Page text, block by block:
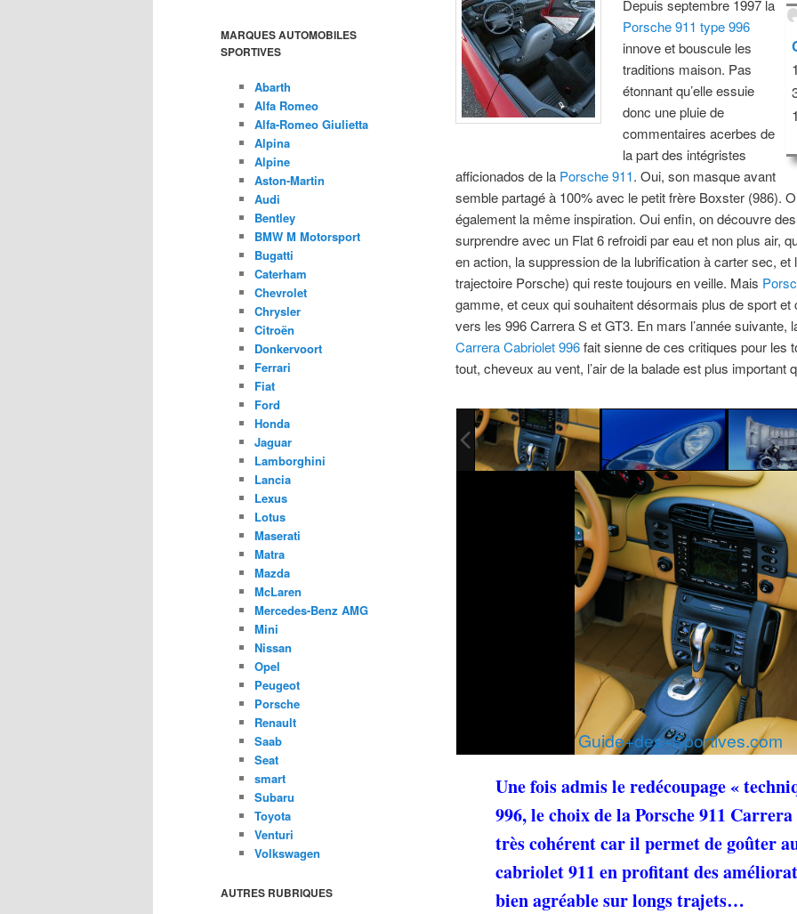
Depuis septembre 1997 la
Porsche 911 type 996
innove et bouscule les
traditions maison. Pas
étonnant qu’elle essuie
donc une pluie de
commentaires acerbes de
la part des intégristes
afficionados de la Porsche 911. Oui, son masque avant
semble partagé à 100% avec le petit frère Boxster (986).
également la même inspiration. Oui enfin, on découvre
surprendre avec un Flat 6 refroidi par eau et non plus air,
en action, la suppression de la lubrification à carter sec,
trajectoire Porsche) qui reste toujours en veille. Mais
gamme, et ceux qui souhaitent désormais plus de sport et
vers les 996 Carrera S et GT3. En mars l’année suivante,
Carrera Cabriolet 996fait sienne de ces critiques pour les
tout, cheveux au vent, l’air de la balade est plus
Une fois admis le redécoupage «
996, le choix de la Porsche 911
très cohérent car il permet de goûter
cabriolet 911 en profitant des
bien agréable sur longs trajets…
MARQUES AUTOMOBILES
SPORTIVES
Abarth
Alfa Romeo
Alfa-Romeo Giulietta
Alpina
Alpine
Aston-Martin
Audi
Bentley
BMW M Motorsport
Bugatti
Caterham
Chevrolet
Chrysler
Citroën
Donkervoort
Ferrari
Fiat
Ford
Honda
Jaguar
Lamborghini
Lancia
Lexus
Lotus
Maserati
Matra
Mazda
McLaren
Mercedes-Benz AMG
Mini
Nissan
Opel
Peugeot
Porsche
Renault
Saab
Seat
smart
Subaru
Toyota
Venturi
Volkswagen
AUTRES RUBRIQUES